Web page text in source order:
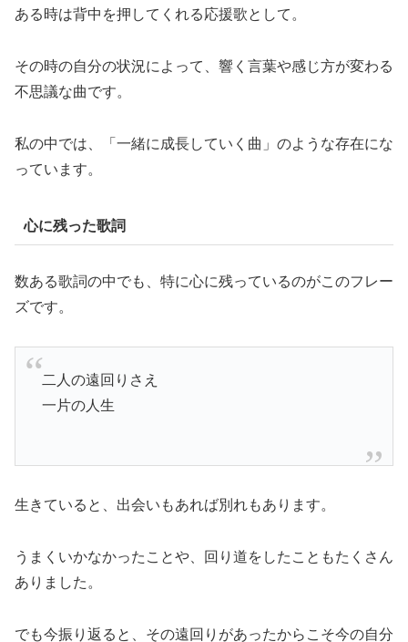
ある時は背中を押してくれる応援歌として。
その時の自分の状況によって、響く言葉や感じ方が変わる
不思議な曲です。
私の中では、「一緒に成長していく曲」のような存在にな
っています。
心に残った歌詞
数ある歌詞の中でも、特に心に残っているのがこのフレー
ズです。
二人の遠回りさえ
一片の人生
生きていると、出会いもあれば別れもあります。
うまくいかなかったことや、回り道をしたこともたくさん
ありました。
でも今振り返ると、その遠回りがあったからこそ今の自分